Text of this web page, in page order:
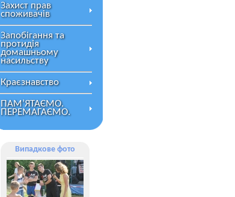
Захист прав
споживачів
Запобігання та
протидія
домашньому
насильству
Краєзнавство
ПАМ’ЯТАЄМО.
ПЕРЕМАГАЄМО.
Випадкове фото